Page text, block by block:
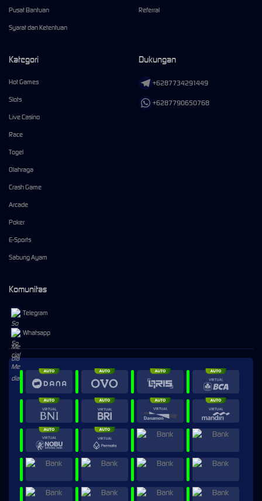
Pusat Bantuan
Syarat dan Ketentuan
Referral
Kategori
Hot Games
Slots
Live Casino
Race
Togel
Olahraga
Crash Game
Arcade
Poker
E-Sports
Sabung Ayam
Dukungan
+6287734291449
+6287790650768
Komunitas
Telegram
Whatsapp